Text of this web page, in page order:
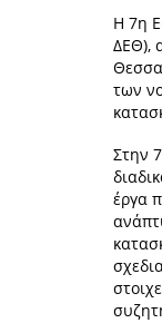
Η 7η
ΔΕΘ),
των
Στην
έργα